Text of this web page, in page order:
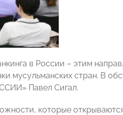
в России – этим
мусульманских стран. В
Павел Сигал.
которые